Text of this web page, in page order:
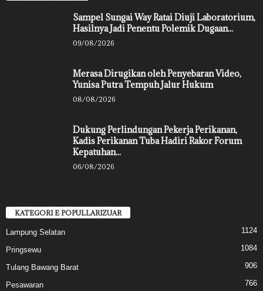
Sampel Sungai Way Ratai Diuji Laboratorium,
Hasilnya Jadi Penentu Polemik Dugaan...
09/08/2026
Merasa Dirugikan oleh Penyebaran Video,
Yunisa Putra Tempuh Jalur Hukum
08/08/2026
Dukung Perlindungan Pekerja Perikanan,
Kadis Perikanan Tuba Hadiri Rakor Forum
Kepatuhan...
06/08/2026
KATEGORI E POPULLARIZUAR
Lampung Selatan 1124
Pringsewu 1084
Tulang Bawang Barat 906
Pesawaran 766